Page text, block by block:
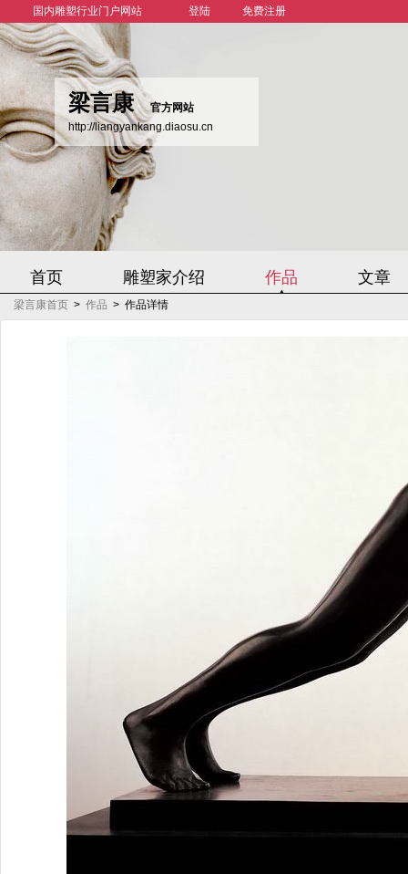
国内雕塑行业门户网站 登陆 免费注册
梁言康
官方网站
http://liangyankang.diaosu.cn
首页 雕塑家介绍 作品 文章
梁言康首页 > 作品 > 作品详情